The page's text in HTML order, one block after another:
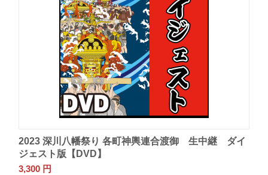
2023 深川八幡祭り 各町神輿連合渡御 生中継 ダイ
ジェスト版【DVD】
3,300 円